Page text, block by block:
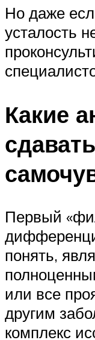
Но даже
усталость
Какие
Первый
понять,
или все
другим
комплекс